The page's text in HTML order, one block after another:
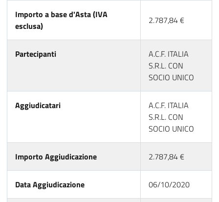
Importo a base d'Asta (IVA
esclusa)
2.787,84 €
Partecipanti
A.C.F. ITALIA
S.R.L. CON
SOCIO UNICO
Aggiudicatari
A.C.F. ITALIA
S.R.L. CON
SOCIO UNICO
Importo Aggiudicazione 2.787,84 €
Data Aggiudicazione 06/10/2020